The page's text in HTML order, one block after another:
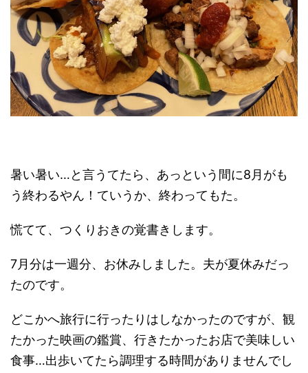
暑い暑い…と言うてたら、あっという間に8月がも
う終わるやん！ていうか、終わってもた。
慌てて、つくりおきの覚書きします。
7月分は一週分、お休みしました。夫が夏休みだっ
たのです。
どこかへ旅行に行ったりはしなかったのですが、観
たかった映画の鑑賞、行きたかったお店で美味しい
食事…出歩いてたら調理する時間がありませんでし